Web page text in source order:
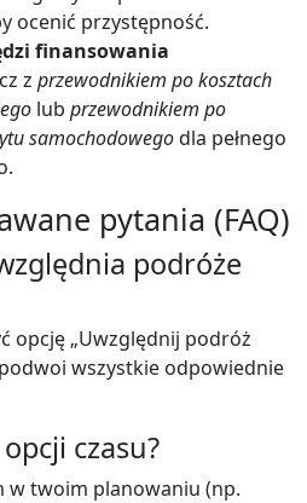
ocenić przystępność.
finansowania
z przewodnikiem po kosztach
lub przewodnikiem po
samochodowegodla pełnego
pytania (FAQ)
podróże
opcję „Uwzględnij podróż
wszystkie odpowiednie
czasu?
w twoim planowaniu (np.